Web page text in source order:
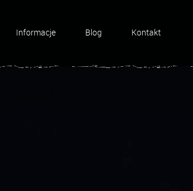
Informacje Blog Kontakt